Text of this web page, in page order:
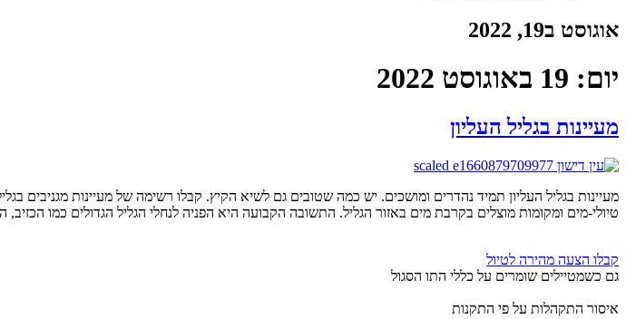
אוגוסט ב19, 2022
יום: 19 באוגוסט 2022
מעיינות בגליל העליון
מעיינות בגליל העליון תמיד נהדרים ומושכים. יש כמה שטובים גם לשיא הקיץ. קבלו רשימה של מעיינות
טיולי-מים ומקומות מוצלים בקרבת מים באזור הגליל. התשובה הקבועה היא הפניה לנחלי הגליל הגדולים כמו הכזיב,
קבלו הצעה מהירה לטיול
גם כשמטיילים שומרים על כללי התו הסגול
איסור התקהלות על פי התקנות